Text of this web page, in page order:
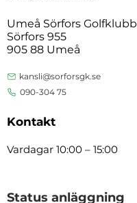
Umeå Sörfors Golfklubb
Sörfors 955
905 88 Umeå
kansli@sorforsgk.se
090-304 75
Kontakt
Vardagar 10:00 – 15:00
Status anläggning